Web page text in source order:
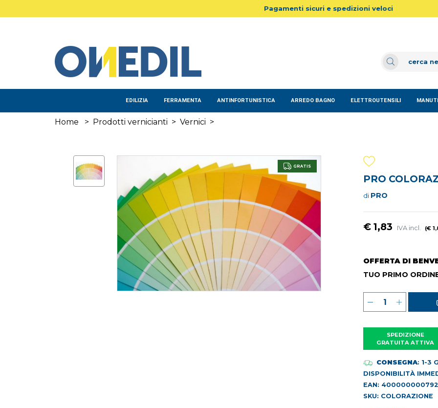
Pagamenti sicuri e spedizioni veloci
EDILIZIA FERRAMENTA ANTINFORTUNISTICA ARREDO BAGNO ELETTROUTENSILI
Home > Prodotti vernicianti > Vernici >
GRATIS
PRO
di PRO
€ 1,83 IVA incl. (€
OFFERTA DI
TUO PRIMO
SPEDIZIONE
GRATUITA ATTIVA
CONSEGNA: 1-3
DISPONIBILITÀ
EAN:
SKU: COLORAZIONE